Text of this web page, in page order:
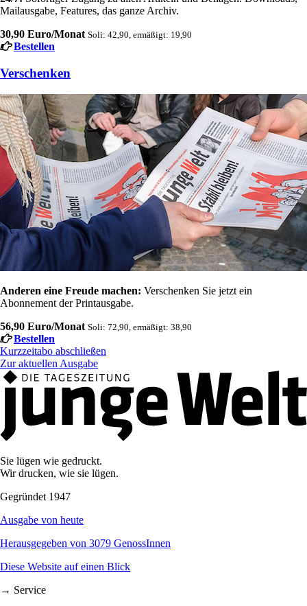
Mailausgabe, Features, das ganze Archiv.
30,90 Euro/Monat Soli: 42,90, ermäßigt: 19,90
Bestellen
Verschenken
Anderen eine Freude machen: Verschenken Sie jetzt ein
Abonnement der Printausgabe.
56,90 Euro/Monat Soli: 72,90, ermäßigt: 38,90
Bestellen
Kurzzeitabo abschließen
Zur aktuellen Ausgabe
Sie lügen wie gedruckt.
Wir drucken, wie sie lügen.
Gegründet 1947
Ausgabe von heute
Herausgegeben von 3079 GenossInnen
Diese Website auf einen Blick
→ Service